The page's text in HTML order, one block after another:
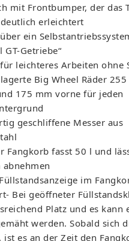
mit Frontbumper, der das
erleichtert
ein
GT-Getriebe“
leichteres Arbeiten ohne
Big Wheel Räder
175 mm vorne für jeden
geschliffene Messer aus
Fangkorb fasst 50 l und
abnehmen
im
Bei geöffneter
Platz und es kann
werden. Sobald sich
ist es an der Zeit den